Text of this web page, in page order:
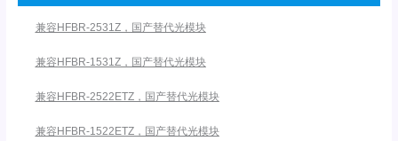
兼容HFBR-2531Z，国产替代光模块
兼容HFBR-1531Z，国产替代光模块
兼容HFBR-2522ETZ，国产替代光模块
兼容HFBR-1522ETZ，国产替代光模块